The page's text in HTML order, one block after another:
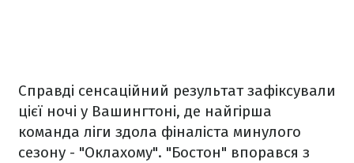
Справді сенсаційний результат зафіксували
цієї ночі у Вашингтоні, де найгірша
команда ліги здола фіналіста минулого
сезону - "Оклахому". "Бостон" впорався з